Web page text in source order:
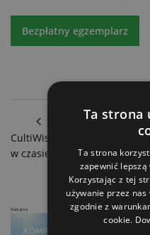
Bezpłatny egzemplarz
Nagrody za
CultiWise: sztuczna
w czasie rzeczywistym
Reklama
Ta strona
Ta strona
zapewnić
Korzystając z tej
używanie przez
zgodnie z
cookie.